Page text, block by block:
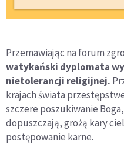
Przemawiając na forum
watykański dyplomata
nietolerancji religijnej.
krajach świata
szczere poszukiwanie
dopuszczają, grożą kary
postępowanie karne.